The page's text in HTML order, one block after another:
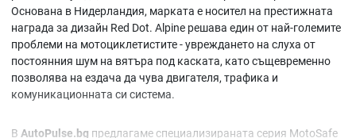
Основана в Нидерландия, марката е носител на престижната
награда за дизайн Red Dot. Alpine решава един от най-големите
проблеми на мотоциклетистите - увреждането на слуха от
постоянния шум на вятъра под каската, като същевременно
позволява на ездача да чува двигателя, трафика и
комуникационната си система.
В AutoPulse.bg предлагаме специализираната серия MotoSafe